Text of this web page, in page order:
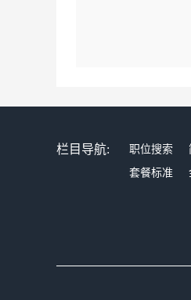
栏目导航: 职位搜索
套餐标准